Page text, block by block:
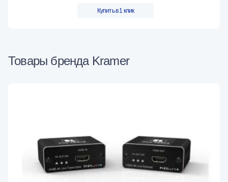
Купить в 1 клик
Товары бренда Kramer